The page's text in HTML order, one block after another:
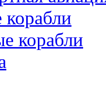
корабли